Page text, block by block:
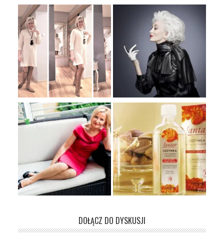
DOŁĄCZ DO DYSKUSJI